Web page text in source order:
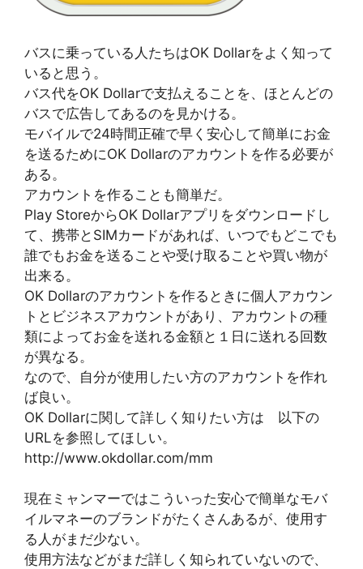
バスに乗っている人たちはOK Dollarをよく知って
いると思う。
バス代をOK Dollarで支払えることを、ほとんどの
バスで広告してあるのを見かける。
モバイルで24時間正確で早く安心して簡単にお金
を送るためにOK Dollarのアカウントを作る必要が
ある。
アカウントを作ることも簡単だ。
Play StoreからOK Dollarアプリをダウンロードし
て、携帯とSIMカードがあれば、いつでもどこでも
誰でもお金を送ることや受け取ることや買い物が
出来る。
OK Dollarのアカウントを作るときに個人アカウン
トとビジネスアカウントがあり、アカウントの種
類によってお金を送れる金額と１日に送れる回数
が異なる。
なので、自分が使用したい方のアカウントを作れ
ば良い。
OK Dollarに関して詳しく知りたい方は 以下の
URLを参照してほしい。
http://www.okdollar.com/mm
現在ミャンマーではこういった安心で簡単なモバ
イルマネーのブランドがたくさんあるが、使用す
る人がまだ少ない。
使用方法などがまだ詳しく知られていないので、